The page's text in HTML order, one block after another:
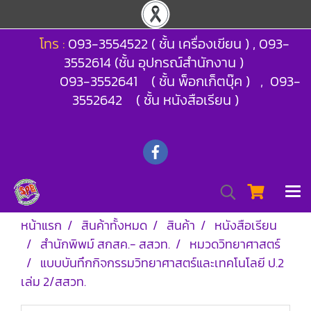
โทร : 093-3554522 ( ชั้น เครื่องเขียน ) , 093-
3552614 (ชั้น อุปกรณ์สำนักงาน )
093-3552641 ( ชั้น พ็อกเก็ตบุ๊ค ) , 093-
3552642 ( ชั้น หนังสือเรียน )
หน้าแรก สินค้าทั้งหมด สินค้า
หนังสือเรียน
สำนักพิพม์ สกสค.- สสวท.
หมวดวิทยาศาสตร์
แบบบันทึกกิจกรรมวิทยาศาสตร์และเทคโนโลยี ป.2
เล่ม 2/สสวท.